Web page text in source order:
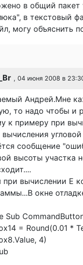
в общий пакет
в текстовый
могу объяснить
, 04 июня 2008 в
Андрей.Мне
то надо чтобы и
к примеру при
вычисления
сообщение
высоты участка
при вычислении E
окне
Sub
= Round(0.01 *
4)